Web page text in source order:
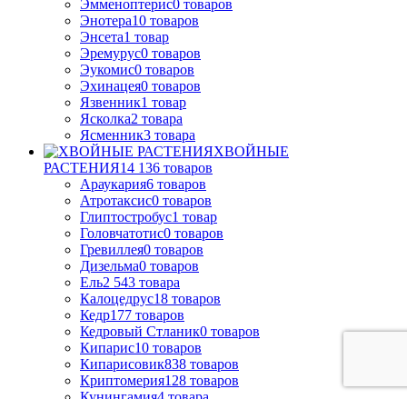
Эмменоптерис0 товаров
Энотера10 товаров
Энсета1 товар
Эремурус0 товаров
Эукомис0 товаров
Эхинацея0 товаров
Язвенник1 товар
Ясколка2 товара
Ясменник3 товара
ХВОЙНЫЕ
РАСТЕНИЯ14 136 товаров
Араукария6 товаров
Атротаксис0 товаров
Глиптостробус1 товар
Головчатотис0 товаров
Гревиллея0 товаров
Дизельма0 товаров
Ель2 543 товара
Калоцедрус18 товаров
Кедр177 товаров
Кедровый Стланик0 товаров
Кипарис10 товаров
Кипарисовик838 товаров
Криптомерия128 товаров